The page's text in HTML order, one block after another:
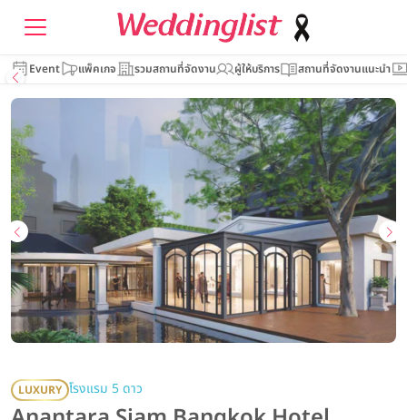
Event แพ็คเกจ รวมสถานที่จัดงาน ผู้ให้บริการ สถานที่จัดงานแนะนำ
LUXURY โรงแรม 5 ดาว